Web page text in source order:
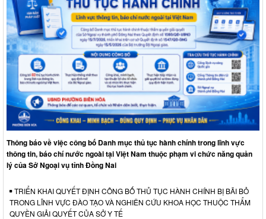
Thông báo về việc công bố Danh mục thủ tục hành chính trong lĩnh vực
thông tin, báo chí nước ngoài tại Việt Nam thuộc phạm vi chức năng quản
lý của Sở Ngoại vụ tỉnh Đồng Nai
TRIỂN KHAI QUYẾT ĐỊNH CÔNG BỐ THỦ TỤC HÀNH CHÍNH BỊ BÃI BỎ
TRONG LĨNH VỰC ĐÀO TẠO VÀ NGHIÊN CỨU KHOA HỌC THUỘC THẨM
QUYỀN GIẢI QUYẾT CỦA SỞ Y TẾ